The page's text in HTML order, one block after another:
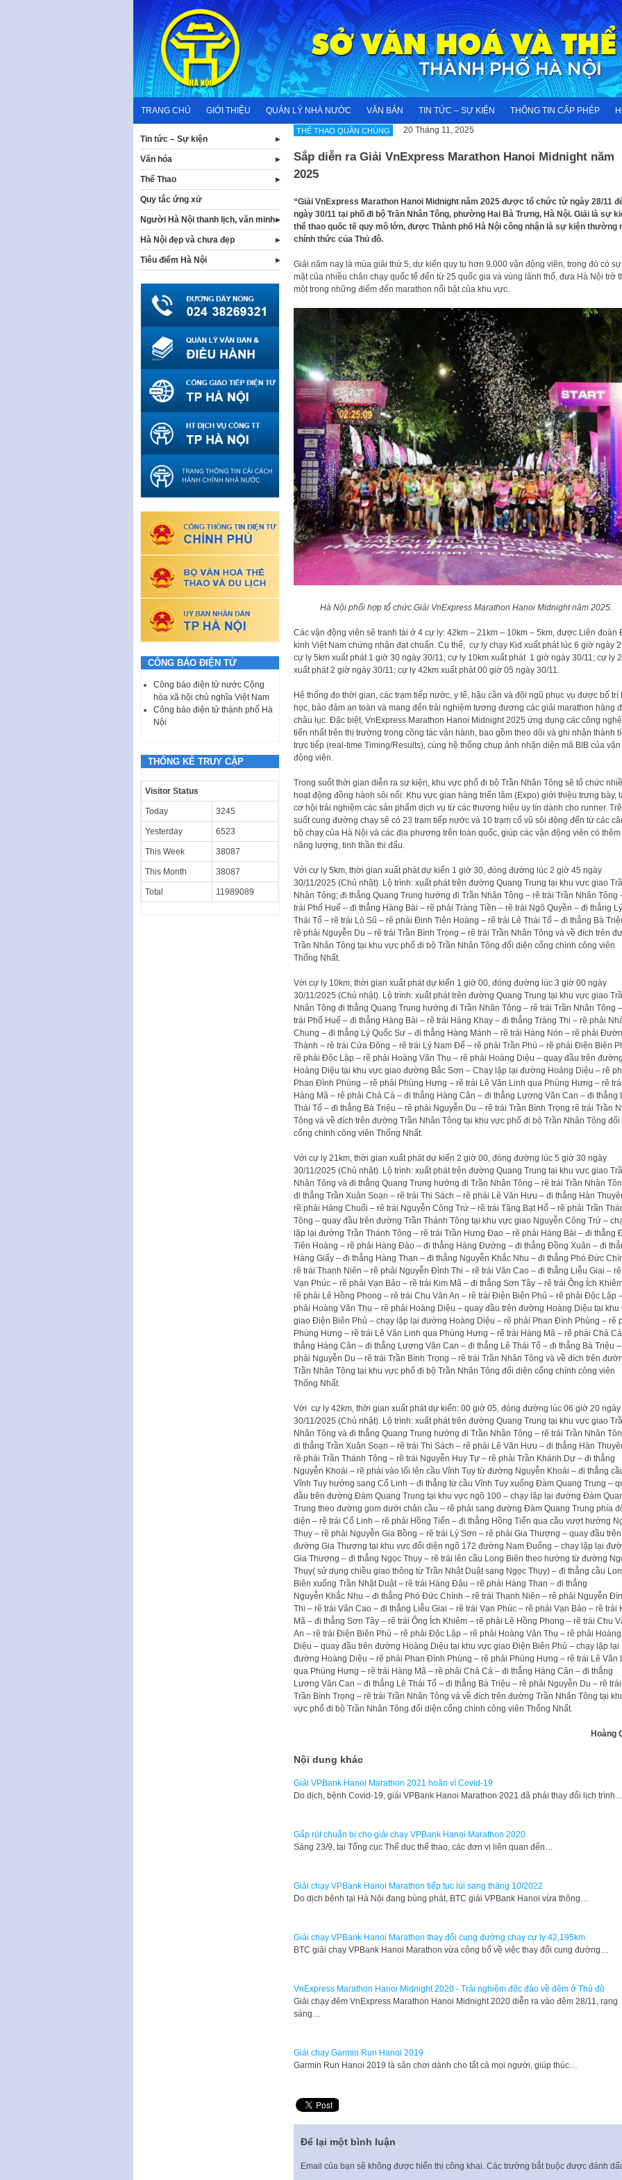
content
TRANG CHỦ GIỚI THIỆU QUẢN LÝ NHÀ NƯỚC VĂN BẢN TIN TỨC – SỰ KIỆN THÔNG TIN CẤP PHÉP
THỂ THAO QUẦN CHÚNG 20 Tháng 11, 2025
Sắp diễn ra Giải VnExpress Marathon Hanoi Midnight năm
2025
“Giải VnExpress Marathon Hanoi Midnight năm 2025 được tổ chức từ ngày 28/11
ngày 30/11 tại phố đi bộ Trần Nhân Tông, phường Hai Bà Trưng, Hà Nội. Giải là sự
thể thao quốc tế quy mô lớn, được Thành phố Hà Nội công nhận là sự kiện thường
chính thức của Thủ đô.
Giải năm nay là mùa giải thứ 5, dự kiến quy tụ hơn 9.000 vận động viên, trong đó có
mặt của nhiều chân chạy quốc tế đến từ 25 quốc gia và vùng lãnh thổ, đưa Hà Nội trở
một trong những điểm đến marathon nổi bật của khu vực.
Hà Nội phối hợp tổ chức Giải VnExpress Marathon Hanoi Midnight năm 2025.
Các vận động viên sẽ tranh tài ở 4 cự ly: 42km – 21km – 10km – 5km, được Liên đoàn
kinh Việt Nam chứng nhận đạt chuẩn. Cụ thể, cự ly chạy Kid xuất phát lúc 6 giờ ngày
cự ly 5km xuất phát 1 giờ 30 ngày 30/11; cự ly 10km xuất phát 1 giờ ngày 30/11; cự ly
xuất phát 2 giờ ngày 30/11; cự ly 42km xuất phát 00 giờ 05 ngày 30/11.
Hệ thống đo thời gian, các trạm tiếp nước, y tế, hậu cần và đội ngũ phục vụ được bố trí
học, bảo đảm an toàn và mang đến trải nghiệm tương đương các giải marathon hàng
châu lục. Đặc biệt, VnExpress Marathon Hanoi Midnight 2025 ứng dụng các công
tiến nhất trên thị trường trong công tác vận hành, bao gồm theo dõi và ghi nhận thành
trực tiếp (real-time Timing/Results), cùng hệ thống chụp ảnh nhận diện mã BIB của vận
động viên.
Trong suốt thời gian diễn ra sự kiện, khu vực phố đi bộ Trần Nhân Tông sẽ tổ chức
hoạt động đồng hành sôi nổi: Khu vực gian hàng triển lãm (Expo) giới thiệu trưng bày,
cơ hội trải nghiệm các sản phẩm dịch vụ từ các thương hiệu uy tín dành cho runner.
suốt cung đường chạy sẽ có 23 trạm tiếp nước và 10 trạm cổ vũ sôi động đến từ các
bộ chạy của Hà Nội và các địa phương trên toàn quốc, giúp các vận động viên có thêm
năng lượng, tinh thần thi đấu.
Với cự ly 5km, thời gian xuất phát dự kiến 1 giờ 30, đóng đường lúc 2 giờ 45 ngày
30/11/2025 (Chủ nhật). Lộ trình: xuất phát trên đường Quang Trung tại khu vực giao
Nhân Tông; đi thẳng Quang Trung hướng đi Trần Nhân Tông – rẽ trái Trần Nhân Tông
trái Phố Huế – đi thẳng Hàng Bài – rẽ phải Tràng Tiền – rẽ trái Ngô Quyền – đi thẳng Lý
Thái Tổ – rẽ trái Lò Sũ – rẽ phải Đinh Tiên Hoàng – rẽ trái Lê Thái Tổ – đi thẳng Bà
rẽ phải Nguyễn Du – rẽ trái Trần Bình Trọng – rẽ trái Trần Nhân Tông và về đích trên
Trần Nhân Tông tại khu vực phố đi bộ Trần Nhân Tông đối diện cổng chính công viên
Thống Nhất.
Với cự ly 10km, thời gian xuất phát dự kiến 1 giờ 00, đóng đường lúc 3 giờ 00 ngày
30/11/2025 (Chủ nhật). Lộ trình: xuất phát trên đường Quang Trung tại khu vực giao
Nhân Tông đi thẳng Quang Trung hướng đi Trần Nhân Tông – rẽ trái Trần Nhân Tông
trái Phố Huế – đi thẳng Hàng Bài – rẽ trái Hàng Khay – đi thẳng Tràng Thi – rẽ phải
Chung – đi thẳng Lý Quốc Sư – đi thẳng Hàng Mành – rẽ trái Hàng Nón – rẽ phải
Thành – rẽ trái Cửa Đông – rẽ trái Lý Nam Đế – rẽ phải Trần Phú – rẽ phải Điện Biên
rẽ phải Độc Lập – rẽ phải Hoàng Văn Thụ – rẽ phải Hoàng Diệu – quay đầu trên đường
Hoàng Diệu tại khu vực giao đường Bắc Sơn – Chạy lặp lại đường Hoàng Diệu – rẽ
Phan Đình Phùng – rẽ phải Phùng Hưng – rẽ trái Lê Văn Linh qua Phùng Hưng – rẽ trái
Hàng Mã – rẽ phải Chả Cá – đi thẳng Hàng Cân – đi thẳng Lương Văn Can – đi thẳng
Thái Tổ – đi thẳng Bà Triệu – rẽ phải Nguyễn Du – rẽ trái Trần Bình Trọng rẽ trái Trần
Tông và về đích trên đường Trần Nhân Tông tại khu vực phố đi bộ Trần Nhân Tông đối
cổng chính công viên Thống Nhất.
Với cự ly 21km, thời gian xuất phát dự kiến 2 giờ 00, đóng đường lúc 5 giờ 30 ngày
30/11/2025 (Chủ nhật). Lộ trình: xuất phát trên đường Quang Trung tại khu vực giao
Nhân Tông và đi thẳng Quang Trung hướng đi Trần Nhân Tông – rẽ trái Trần Nhân
đi thẳng Trần Xuân Soạn – rẽ trái Thi Sách – rẽ phải Lê Văn Hưu – đi thẳng Hàn
rẽ phải Hàng Chuối – rẽ trái Nguyễn Công Trứ – rẽ trái Tăng Bạt Hổ – rẽ phải Trần
Tông – quay đầu trên đường Trần Thánh Tông tại khu vực giao Nguyễn Công Trứ –
lặp lại đường Trần Thánh Tông – rẽ trái Trần Hưng Đạo – rẽ phải Hàng Bài – đi thẳng
Tiên Hoàng – rẽ phải Hàng Đào – đi thẳng Hàng Đường – đi thẳng Đồng Xuân – đi
Hàng Giấy – đi thẳng Hàng Than – đi thẳng Nguyễn Khắc Nhu – đi thẳng Phó Đức
rẽ trái Thanh Niên – rẽ phải Nguyễn Đình Thi – rẽ trái Văn Cao – đi thẳng Liễu Giai – rẽ
Vạn Phúc – rẽ phải Vạn Bảo – rẽ trái Kim Mã – đi thẳng Sơn Tây – rẽ trái Ông Ích
rẽ phải Lê Hồng Phong – rẽ trái Chu Văn An – rẽ trái Điện Biên Phủ – rẽ phải Độc Lập
phải Hoàng Văn Thụ – rẽ phải Hoàng Diệu – quay đầu trên đường Hoàng Diệu tại khu
giao Điện Biên Phủ – chạy lặp lại đường Hoàng Diệu – rẽ phải Phan Đình Phùng – rẽ
Phùng Hưng – rẽ trái Lê Văn Linh qua Phùng Hưng – rẽ trái Hàng Mã – rẽ phải Chả
thẳng Hàng Cân – đi thẳng Lương Văn Can – đi thẳng Lê Thái Tổ – đi thẳng Bà Triệu –
phải Nguyễn Du – rẽ trái Trần Bình Trọng – rẽ trái Trần Nhân Tông và về đích trên
Trần Nhân Tông tại khu vực phố đi bộ Trần Nhân Tông đối diện cổng chính công viên
Thống Nhất.
Với cự ly 42km, thời gian xuất phát dự kiến: 00 giờ 05, đóng đường lúc 06 giờ 20 ngày
30/11/2025 (Chủ nhật). Lộ trình: xuất phát trên đường Quang Trung tại khu vực giao
Nhân Tông và đi thẳng Quang Trung hướng đi Trần Nhân Tông – rẽ trái Trần Nhân
đi thẳng Trần Xuân Soạn – rẽ trái Thi Sách – rẽ phải Lê Văn Hưu – đi thẳng Hàn
rẽ phải Trần Thánh Tông – rẽ trái Nguyễn Huy Tự – rẽ phải Trần Khánh Dư – đi thẳng
Nguyễn Khoái – rẽ phải vào lối lên cầu Vĩnh Tuy từ đường Nguyễn Khoái – đi thẳng
Vĩnh Tuy hướng sang Cổ Linh – đi thẳng từ cầu Vĩnh Tuy xuống Đàm Quang Trung –
đầu trên đường Đàm Quang Trung tại khu vực ngõ 100 – chạy lặp lại đường Đàm
Trung theo đường gom dưới chân cầu – rẽ phải sang đường Đàm Quang Trung phía
diện – rẽ trái Cổ Linh – rẽ phải Hồng Tiến – đi thẳng Hồng Tiến qua cầu vượt hướng
Thụy – rẽ phải Nguyễn Gia Bồng – rẽ trái Lý Sơn – rẽ phải Gia Thượng – quay đầu trên
đường Gia Thượng tại khu vực đối diện ngõ 172 đường Nam Đuống – chạy lặp lại
Gia Thượng – đi thẳng Ngọc Thụy – rẽ trái lên cầu Long Biên theo hướng từ đường
Thụy( sử dụng chiều giao thông từ Trần Nhật Duật sang Ngọc Thụy) – đi thẳng cầu
Biên xuống Trần Nhật Duật – rẽ trái Hàng Đậu – rẽ phải Hàng Than – đi thẳng
Nguyễn Khắc Nhu – đi thẳng Phó Đức Chính – rẽ trái Thanh Niên – rẽ phải Nguyễn
Thi – rẽ trái Văn Cao – đi thẳng Liễu Giai – rẽ trái Vạn Phúc – rẽ phải Vạn Bảo – rẽ trái
Mã – đi thẳng Sơn Tây – rẽ trái Ông Ích Khiêm – rẽ phải Lê Hồng Phong – rẽ trái Chu
An – rẽ trái Điện Biên Phủ – rẽ phải Độc Lập – rẽ phải Hoàng Văn Thụ – rẽ phải Hoàng
Diệu – quay đầu trên đường Hoàng Diệu tại khu vực giao Điện Biên Phủ – chạy lặp lại
đường Hoàng Diệu – rẽ phải Phan Đình Phùng – rẽ phải Phùng Hưng – rẽ trái Lê Văn
qua Phùng Hưng – rẽ trái Hàng Mã – rẽ phải Chả Cá – đi thẳng Hàng Cân – đi thẳng
Lương Văn Can – đi thẳng Lê Thái Tổ – đi thẳng Bà Triệu – rẽ phải Nguyễn Du – rẽ trái
Trần Bình Trọng – rẽ trái Trần Nhân Tông và về đích trên đường Trần Nhân Tông tại
vực phố đi bộ Trần Nhân Tông đối diện cổng chính công viên Thống Nhất.
Hoàng
Nội dung khác
Giải VPBank Hanoi Marathon 2021 hoãn vì Covid-19
Do dịch, bệnh Covid-19, giải VPBank Hanoi Marathon 2021 đã phải thay đổi lịch trình…
Gấp rút chuẩn bị cho giải chạy VPBank Hanoi Marathon 2020
Sáng 23/9, tại Tổng cục Thể dục thể thao, các đơn vị liên quan đến…
Giải chạy VPBank Hanoi Marathon tiếp tục lùi sang tháng 10/2022
Do dịch bệnh tại Hà Nội đang bùng phát, BTC giải VPBank Hanoi vừa thông…
Giải chạy VPBank Hanoi Marathon thay đổi cung đường chạy cự ly 42,195km
BTC giải chạy VPBank Hanoi Marathon vừa công bố về việc thay đổi cung đường…
VnExpress Marathon Hanoi Midnight 2020 - Trải nghiệm độc đáo về đêm ở Thủ đô
Giải chạy đêm VnExpress Marathon Hanoi Midnight 2020 diễn ra vào đêm 28/11, rạng
sáng…
Giải chạy Garmin Run Hanoi 2019
Garmin Run Hanoi 2019 là sân chơi dành cho tất cả mọi người, giúp thúc…
Để lại một bình luận
Email của bạn sẽ không được hiển thị công khai. Các trường bắt buộc được đánh
Tin tức – Sự kiện
Văn hóa
Thể Thao
Quy tắc ứng xử
Người Hà Nội thanh lịch, văn minh
Hà Nội đẹp và chưa đẹp
Tiêu điểm Hà Nội
CÔNG BÁO ĐIỆN TỬ
Công báo điện tử nước Cộng
hòa xã hội chủ nghĩa Việt Nam
Công báo điện tử thành phố Hà
Nội
THỐNG KÊ TRUY CẬP
Visitor Status
Today 3245
Yesterday 6523
This Week 38087
This Month 38087
Total 11989089